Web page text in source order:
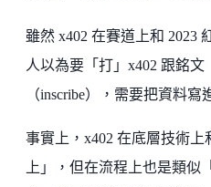
雖然 x402 在賽道上和 2023
人以為要「打」x402 跟銘文
（inscribe），需要把資料寫
事實上，x402 在底層技術
上」，但在流程上也是類